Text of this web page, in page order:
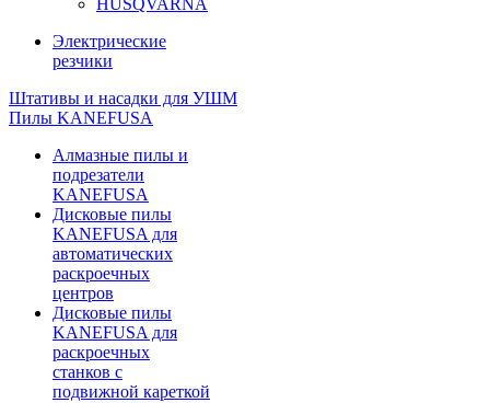
HUSQVARNA
Электрические
резчики
Штативы и насадки для УШМ
Пилы KANEFUSA
Алмазные пилы и
подрезатели
KANEFUSA
Дисковые пилы
KANEFUSA для
автоматических
раскроечных
центров
Дисковые пилы
KANEFUSA для
раскроечных
станков с
подвижной кареткой